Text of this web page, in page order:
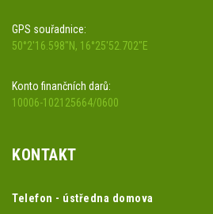
GPS souřadnice:
50°2'16.598"N, 16°25'52.702"E
Konto finančních darů:
10006-102125664/0600
KONTAKT
Telefon - ústředna domova